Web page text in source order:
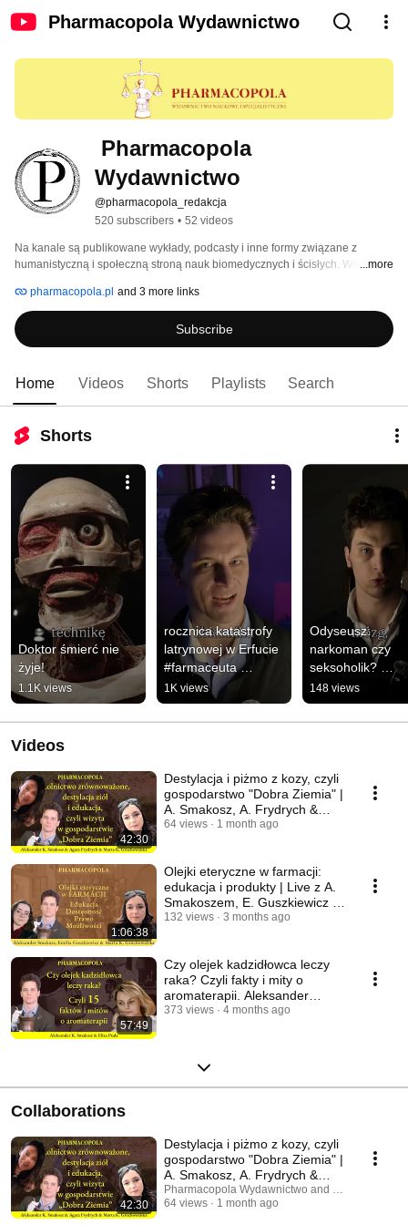
Pharmacopola Wydawnictwo
Pharmacopola
Wydawnictwo
@pharmacopola_redakcja
520 subscribers • 52 videos
Na kanale są publikowane wykłady, podcasty i inne formy związane z
humanistyczną i społeczną stroną nauk biomedycznych i ścisłych. Wśród
historii nauki (zwłaszcza farmacji i medycyny), ziołolecznictwu,
farmakognozji oraz opisujące współczesne badania naukowe.
...more
pharmacopola.pl and 3 more links
Subscribe
Home Videos Shorts Playlists Search
Shorts
Doktor śmierć nie
żyje!
1.1K views
rocznica katastrofy
latrynowej w Erfucie
#farmaceuta
#sredniowiecze
1K views
Odyseusz:
narkoman czy
seksoholik?
#odyseja
#farmaceuta
#mitologiagrecka
148 views
Videos
42:30
Destylacja i piżmo z kozy, czyli
gospodarstwo "Dobra Ziemia" |
A. Smakosz, A. Frydrych &
@aromarta
64 views 1 month ago
1:06:38
Olejki eteryczne w farmacji:
edukacja i produkty | Live z A.
Smakoszem, E. Guszkiewicz &
@aromarta
132 views 3 months ago
57:49
Czy olejek kadzidłowca leczy
raka? Czyli fakty i mity o
aromaterapii. Aleksander
Smakosz & E. Puda
373 views 4 months ago
Collaborations
42:30
Destylacja i piżmo z kozy, czyli
gospodarstwo "Dobra Ziemia" |
A. Smakosz, A. Frydrych &
@aromarta
Pharmacopola Wydawnictwo and Aromarta
64 views
1 month ago